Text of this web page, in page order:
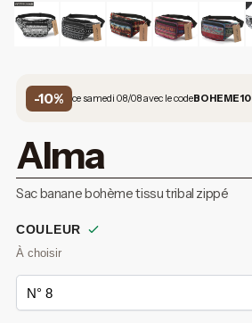
-10% ce samedi 08/08 avec le codeBOHEME10
Alma
Sac banane bohème tissu tribal zippé
COULEUR